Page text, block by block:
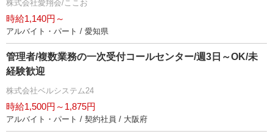
株式会社愛翔会/ここお
時給1,140円～
アルバイト・パート / 愛知県
管理者/複数業務の一次受付コールセンター/週3日～OK/未
経験歓迎
株式会社ベルシステム24
時給1,500円～1,875円
アルバイト・パート / 契約社員 / 大阪府